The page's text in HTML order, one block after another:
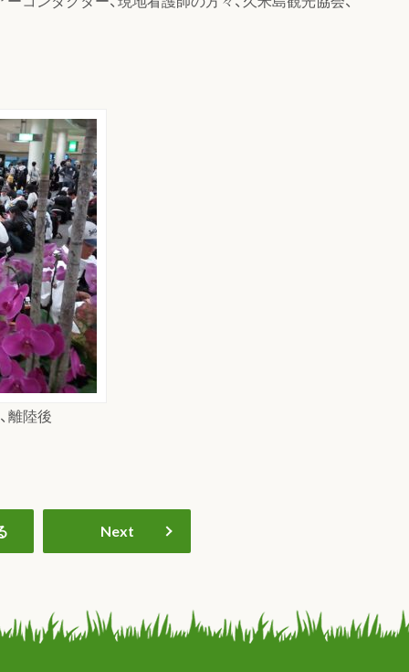
離陸後
Next